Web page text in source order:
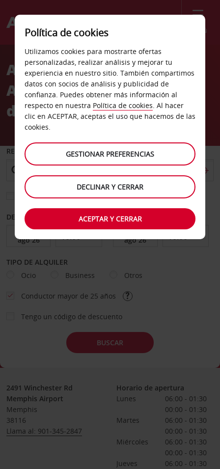
Menú
Welcome
AvisAlquiler de coches
Aeropuerto Internacional
de Memphis
RECOGER EN
Elegir otra oficina de devolución
DESDE HASTA
TIPO DE ALQUILER
Ocio
Business Otros
Conductor mayor de 25 años
Tengo un código de descuento
BUSCAR
2491 Winchester Rd
Memphis Airport
Memphis
38116
Llama al: 901-345-2847
Horario de apertura
Lunes
06:00 - 01:30
00:00 - 01:30
Martes
06:00 - 01:30
00:00 - 01:30
Miércoles
06:00 - 01:30
00:00 - 01:30
Jueves
06:00 - 01:30
Política de cookies
Utilizamos cookies para mostrarte ofertas
personalizadas, realizar análisis y mejorar tu
experiencia en nuestro sitio. También compartimos
datos con socios de análisis y publicidad de
confianza. Puedes obtener más información al
respecto en nuestra Política de cookies. Al hacer
clic en ACEPTAR, aceptas el uso que hacemos de las
cookies.
GESTIONAR PREFERENCIAS
DECLINAR Y CERRAR
ACEPTAR Y CERRAR